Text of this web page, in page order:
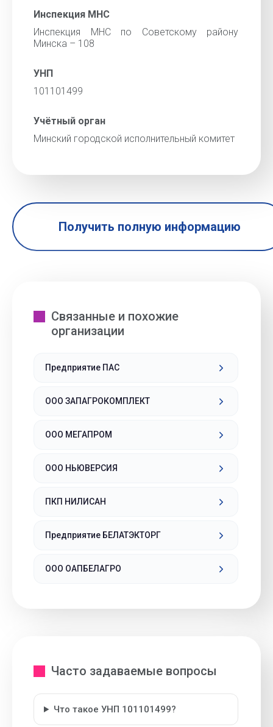
Инспекция МНС
Инспекция МНС по Советскому району
Минска – 108
УНП
101101499
Учётный орган
Минский городской исполнительный комитет
Получить полную информацию
Связанные и похожие
организации
Предприятие ПАС
ООО ЗАПАГРОКОМПЛЕКТ
ООО МЕГАПРОМ
ООО НЬЮВЕРСИЯ
ПКП НИЛИСАН
Предприятие БЕЛАТЭКТОРГ
ООО ОАПБЕЛАГРО
Часто задаваемые вопросы
Что такое УНП 101101499?